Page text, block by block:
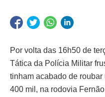
Por volta das 16h50 de
Tática da Polícia Militar
tinham acabado de
400 mil, na rodovia